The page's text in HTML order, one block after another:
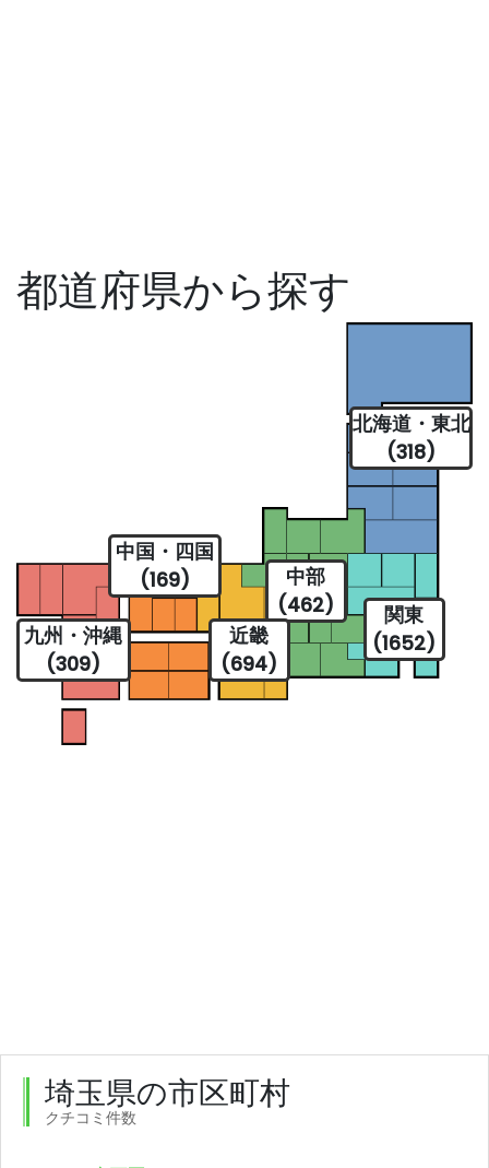
都道府県から探す
北海道・東北
(318)
関東
(1652)
中部
(462)
近畿
(694)
中国・四国
(169)
九州・沖縄
(309)
埼玉県の市区町村
クチコミ件数